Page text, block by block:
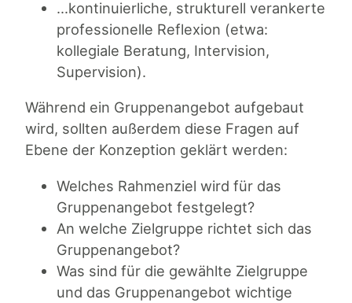
…kontinuierliche, strukturell verankerte
professionelle Reflexion (etwa:
kollegiale Beratung, Intervision,
Supervision).
Während ein Gruppenangebot aufgebaut
wird, sollten außerdem diese Fragen auf
Ebene der Konzeption geklärt werden:
Welches Rahmenziel wird für das
Gruppenangebot festgelegt?
An welche Zielgruppe richtet sich das
Gruppenangebot?
Was sind für die gewählte Zielgruppe
und das Gruppenangebot wichtige